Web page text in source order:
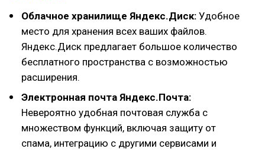
Облачное хранилище Яндекс.Диск: Удобное
место для хранения всех ваших файлов.
Яндекс.Диск предлагает большое количество
бесплатного пространства с возможностью
расширения.
Электронная почта Яндекс.Почта:
Невероятно удобная почтовая служба с
множеством функций, включая защиту от
спама, интеграцию с другими сервисами и